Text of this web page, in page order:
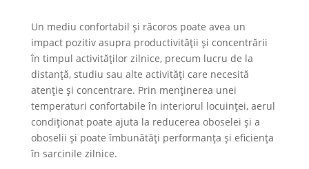
Un mediu confortabil și răcoros poate avea un
impact pozitiv asupra productivității și concentrării
în timpul activităților zilnice, precum lucru de la
distanță, studiu sau alte activități care necesită
atenție și concentrare. Prin menținerea unei
temperaturi confortabile în interiorul locuinței, aerul
condiționat poate ajuta la reducerea oboselei și a
oboselii și poate îmbunătăți performanța și eficiența
în sarcinile zilnice.